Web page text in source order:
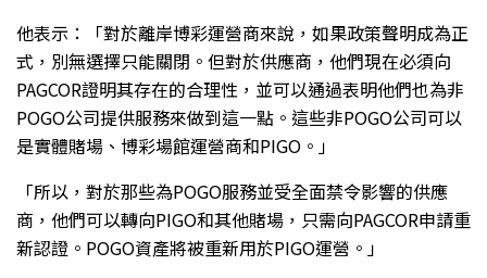
他表示：「對於離岸博彩運營商來說，如果政策聲明成為正
式，別無選擇只能關閉。但對於供應商，他們現在必須向
PAGCOR證明其存在的合理性，並可以通過表明他們也為非
POGO公司提供服務來做到這一點。這些非POGO公司可以
是實體賭場、博彩場館運營商和PIGO。」
「所以，對於那些為POGO服務並受全面禁令影響的供應
商，他們可以轉向PIGO和其他賭場，只需向PAGCOR申請重
新認證。POGO資產將被重新用於PIGO運營。」